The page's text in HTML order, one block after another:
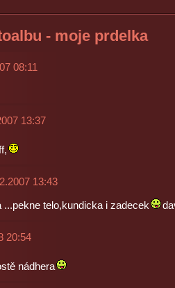
- moje prdelka
08:11
13:37
13:43
...pekne telo,kundicka i zadecek
20:54
nádhera